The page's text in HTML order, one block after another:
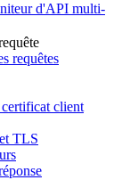
d'API multi-
requêtes
client
TLS